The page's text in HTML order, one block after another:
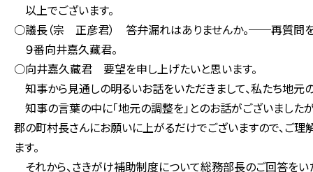
以上でございます。
○議長（宗 正彦君） 答弁漏れはありませんか。──再質問を
９番向井嘉久藏君。
○向井嘉久藏君 要望を申し上げたいと思います。
知事から見通しの明るいお話をいただきまして、私たち地元
知事の言葉の中に「地元の調整を」とのお話がございました
郡の町村長さんにお願いに上がるだけでございますので、ご理
ます。
それから、さきがけ補助制度について総務部長のご回答をい